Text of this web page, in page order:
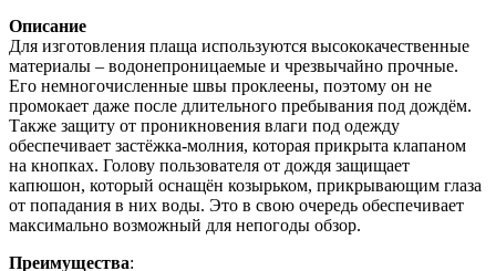
Описание
Для изготовления плаща используются высококачественные
материалы – водонепроницаемые и чрезвычайно прочные.
Его немногочисленные швы проклеены, поэтому он не
промокает даже после длительного пребывания под дождём.
Также защиту от проникновения влаги под одежду
обеспечивает застёжка-молния, которая прикрыта клапаном
на кнопках. Голову пользователя от дождя защищает
капюшон, который оснащён козырьком, прикрывающим глаза
от попадания в них воды. Это в свою очередь обеспечивает
максимально возможный для непогоды обзор.
Преимущества: